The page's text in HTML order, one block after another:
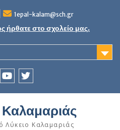
1epal-kalam@sch.gr
ήρθατε στο σχολείο μας.
Λύκειο Καλαμαριάς